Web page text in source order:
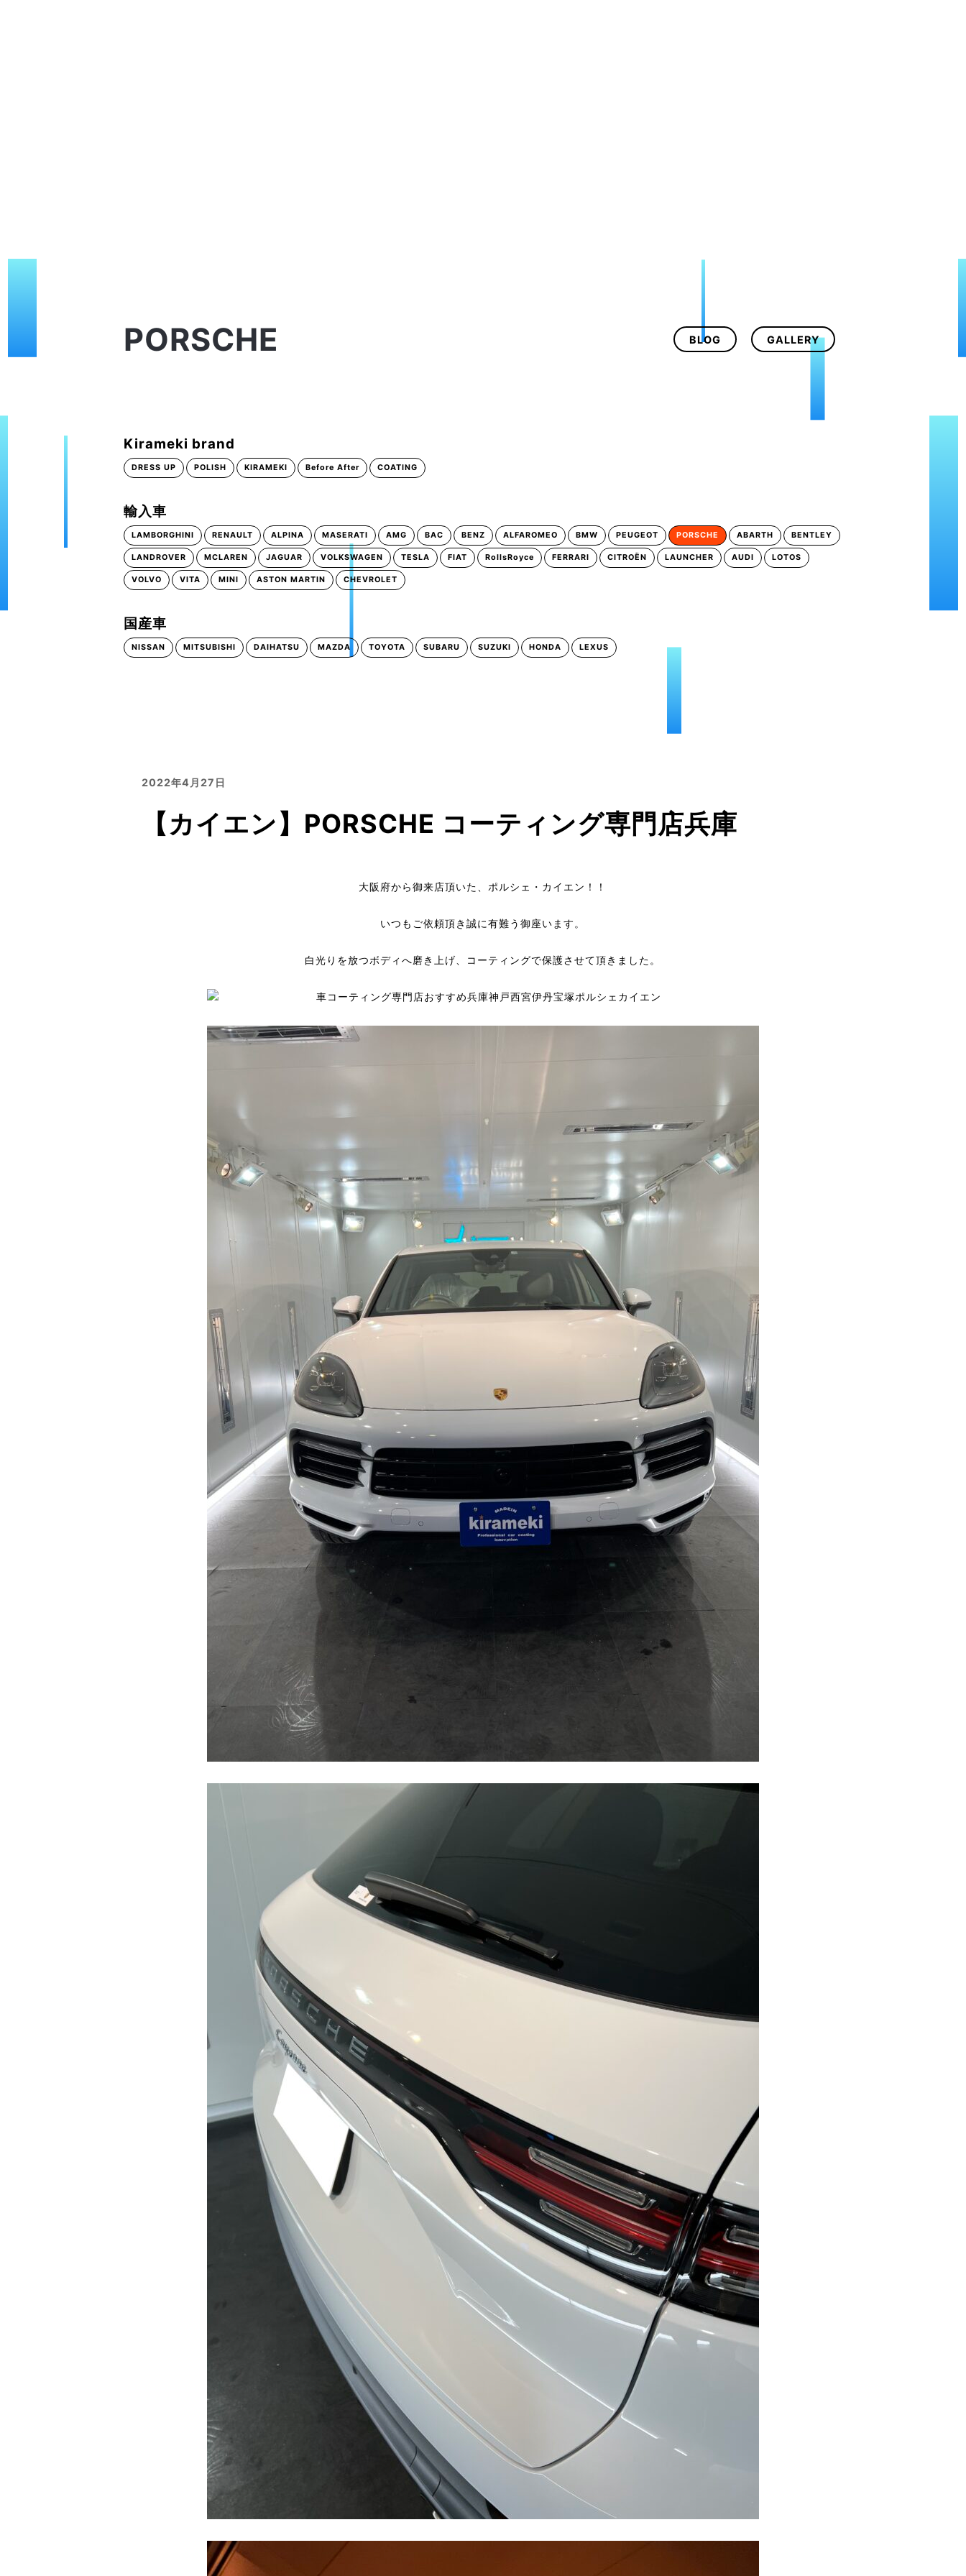
PORSCHE BLOG GALLERY
Kirameki brand
DRESS UP POLISH KIRAMEKI Before After COATING
輸入車
LAMBORGHINI RENAULT ALPINA MASERATI AMG BAC BENZ ALFAROMEO BMW PEUGEOT PORSCHE ABARTH BENTLEY
LANDROVER MCLAREN JAGUAR VOLKSWAGEN TESLA FIAT RollsRoyce FERRARI CITROËN LAUNCHER AUDI LOTOS
VOLVO VITA MINI ASTON MARTIN CHEVROLET
国産車
NISSAN MITSUBISHI DAIHATSU MAZDA TOYOTA SUBARU SUZUKI HONDA LEXUS
2022年4月27日
【カイエン】PORSCHE コーティング専門店兵庫
大阪府から御来店頂いた、ポルシェ・カイエン！！
いつもご依頼頂き誠に有難う御座います。
白光りを放つボディへ磨き上げ、コーティングで保護させて頂きました。